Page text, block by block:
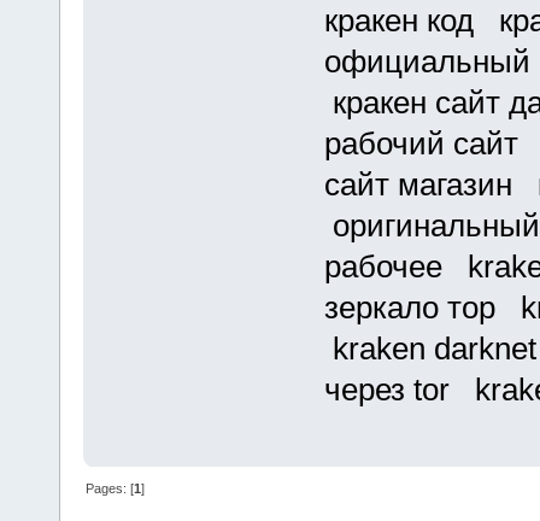
кракен код
официальный
кракен сайт
рабочий сайт
сайт магазин
рабочее
зеркало тор
kraken
через tor
Pages: [1]